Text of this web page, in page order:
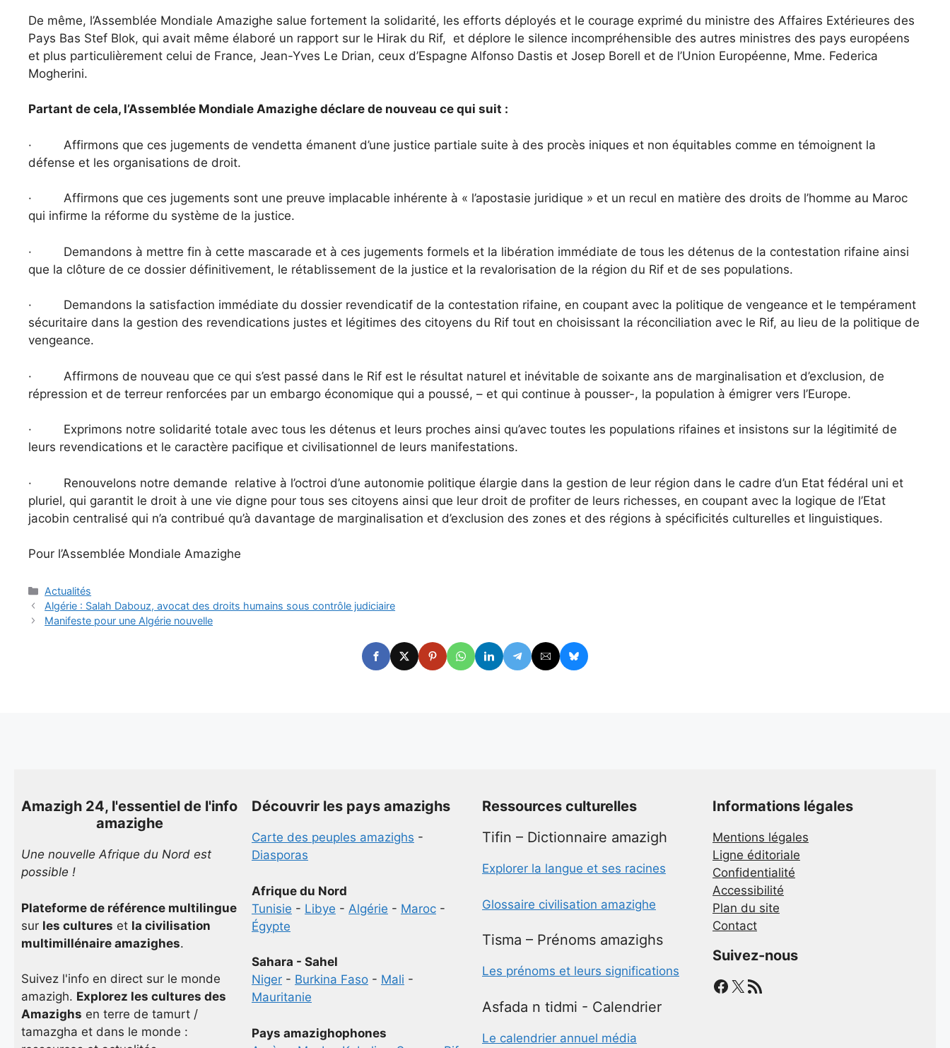
De même, l’Assemblée Mondiale Amazighe salue fortement la solidarité, les efforts déployés et le courage exprimé du ministre des Affaires Extérieures des
Pays Bas Stef Blok, qui avait même élaboré un rapport sur le Hirak du Rif, et déplore le silence incompréhensible des autres ministres des pays européens
et plus particulièrement celui de France, Jean-Yves Le Drian, ceux d’Espagne Alfonso Dastis et Josep Borell et de l’Union Européenne, Mme. Federica
Mogherini.
Partant de cela, l’Assemblée Mondiale Amazighe déclare de nouveau ce qui suit :
· Affirmons que ces jugements de vendetta émanent d’une justice partiale suite à des procès iniques et non équitables comme en témoignent la
défense et les organisations de droit.
· Affirmons que ces jugements sont une preuve implacable inhérente à « l’apostasie juridique » et un recul en matière des droits de l’homme au Maroc
qui infirme la réforme du système de la justice.
· Demandons à mettre fin à cette mascarade et à ces jugements formels et la libération immédiate de tous les détenus de la contestation rifaine ainsi
que la clôture de ce dossier définitivement, le rétablissement de la justice et la revalorisation de la région du Rif et de ses populations.
· Demandons la satisfaction immédiate du dossier revendicatif de la contestation rifaine, en coupant avec la politique de vengeance et le tempérament
sécuritaire dans la gestion des revendications justes et légitimes des citoyens du Rif tout en choisissant la réconciliation avec le Rif, au lieu de la politique de
vengeance.
· Affirmons de nouveau que ce qui s’est passé dans le Rif est le résultat naturel et inévitable de soixante ans de marginalisation et d’exclusion, de
répression et de terreur renforcées par un embargo économique qui a poussé, – et qui continue à pousser-, la population à émigrer vers l’Europe.
· Exprimons notre solidarité totale avec tous les détenus et leurs proches ainsi qu’avec toutes les populations rifaines et insistons sur la légitimité de
leurs revendications et le caractère pacifique et civilisationnel de leurs manifestations.
· Renouvelons notre demande relative à l’octroi d’une autonomie politique élargie dans la gestion de leur région dans le cadre d’un Etat fédéral uni et
pluriel, qui garantit le droit à une vie digne pour tous ses citoyens ainsi que leur droit de profiter de leurs richesses, en coupant avec la logique de l’Etat
jacobin centralisé qui n’a contribué qu’à davantage de marginalisation et d’exclusion des zones et des régions à spécificités culturelles et linguistiques.
Pour l’Assemblée Mondiale Amazighe
Catégories
Actualités
Algérie : Salah Dabouz, avocat des droits humains sous contrôle judiciaire
Manifeste pour une Algérie nouvelle
Amazigh 24, l'essentiel de l'info
amazighe
Une nouvelle Afrique du Nord est
possible !
Plateforme de référence multilingue
sur les cultures et la civilisation
multimillénaire amazighes.
Suivez l'info en direct sur le monde
amazigh. Explorez les cultures des
Amazighs en terre de tamurt /
tamazgha et dans le monde :
Découvrir les pays amazighs
Carte des peuples amazighs -
Diasporas
Afrique du Nord
Tunisie - Libye - Algérie - Maroc -
Égypte
Sahara - Sahel
Niger - Burkina Faso - Mali -
Mauritanie
Pays amazighophones
Ressources culturelles
Tifin – Dictionnaire amazigh
Explorer la langue et ses racines
Glossaire civilisation amazighe
Tisma – Prénoms amazighs
Les prénoms et leurs significations
Asfada n tidmi - Calendrier
Le calendrier annuel média
Informations légales
Mentions légales
Ligne éditoriale
Confidentialité
Accessibilité
Plan du site
Contact
Suivez-nous
Facebook
X Flux RSS